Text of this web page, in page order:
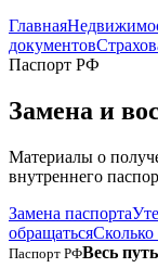
Главная
документов
Паспорт РФ
Замена и
Материалы о
внутреннего
Замена паспорта
обращатьсяСколько
Паспорт РФВесь